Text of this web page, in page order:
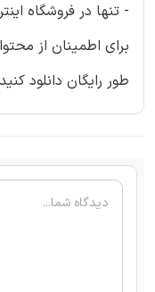
- تنها در فروشگاه
برای اطمینان از
طور رایگان دانلود